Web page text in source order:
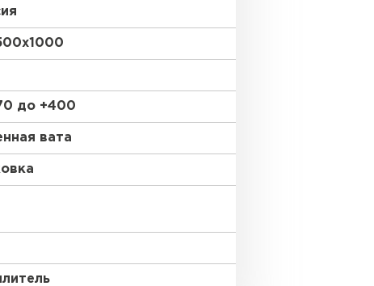
до +400
вата